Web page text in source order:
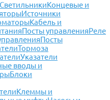
СветильникиКонцевые и
Источники
Кабель и
Посты управленияРеле
Посты
Тормоза
Указатели
вводы и
Блоки
Клеммы и